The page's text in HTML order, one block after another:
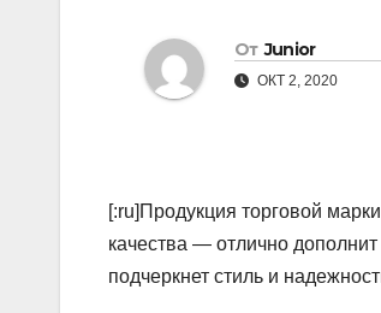
От Junior
ОКТ 2, 2020
[:ru]Продукция торговой
качества — отлично
подчеркнет стиль и